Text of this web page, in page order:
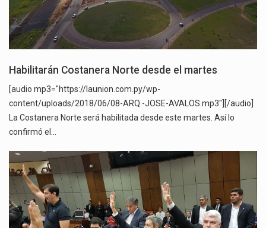
Habilitarán Costanera Norte desde el martes
[audio mp3="https://launion.com.py/wp-
content/uploads/2018/06/08-ARQ.-JOSE-AVALOS.mp3"][/audio]
La Costanera Norte será habilitada desde este martes. Así lo
confirmó el…